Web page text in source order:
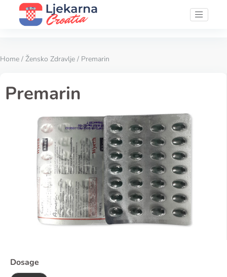
Home / Žensko Zdravlje / Premarin
Premarin
Dosage